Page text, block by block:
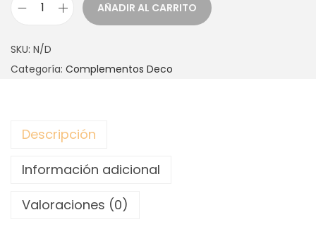
C
O
T
D
C
AÑADIR AL CARRITO
SKU: N/D
Categoría: Complementos Deco
Descripción
Información adicional
Valoraciones (0)